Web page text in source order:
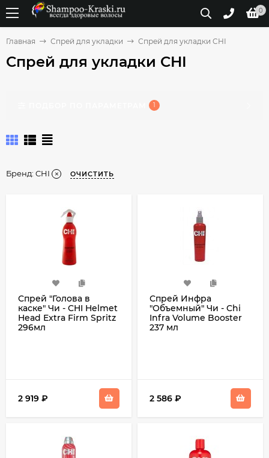
0
Главная Спрей для укладки Спрей для укладки CHI
Спрей для укладки CHI
1
Бренд: CHI ОЧИСТИТЬ
Спрей "Голова в
каске" Чи - CHI Helmet
Head Extra Firm Spritz
296мл
2 919 ₽
Спрей Инфра
"Объемный" Чи - Chi
Infra Volume Booster
237 мл
2 586 ₽